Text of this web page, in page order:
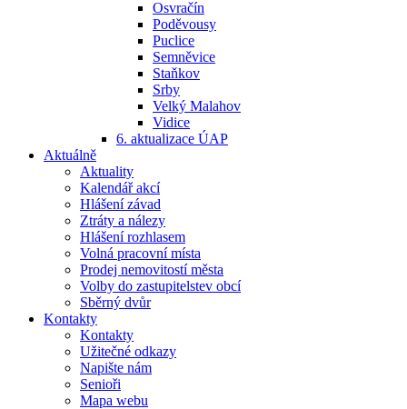
Osvračín
Poděvousy
Puclice
Semněvice
Staňkov
Srby
Velký Malahov
Vidice
6. aktualizace ÚAP
Aktuálně
Aktuality
Kalendář akcí
Hlášení závad
Ztráty a nálezy
Hlášení rozhlasem
Volná pracovní místa
Prodej nemovitostí města
Volby do zastupitelstev obcí
Sběrný dvůr
Kontakty
Kontakty
Užitečné odkazy
Napište nám
Senioři
Mapa webu